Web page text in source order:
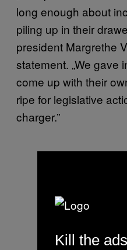
long enough about
piling up in their
president Margrethe
statement. „We gave
come up with their
ripe for legislative
charger.”
Kill the